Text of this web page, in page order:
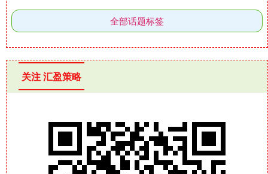
全部话题标签
关注 汇盈策略